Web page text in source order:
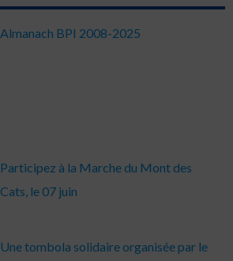
Almanach BPI 2008-2025
Participez à la Marche du Mont des
Cats, le 07 juin
Une tombola solidaire organisée par le